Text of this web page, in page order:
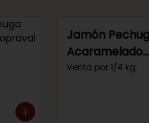
Jamón
Acaramelado
Superpollo (Sku
Venta por 1/4 kg.